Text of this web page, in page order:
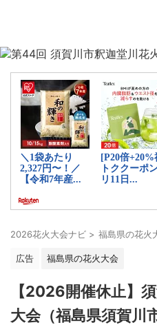
2026花火大会ナビ > 福島県の花火
広告 福島県の花火大会
【2026開催休止】
大会（福島県須賀川市